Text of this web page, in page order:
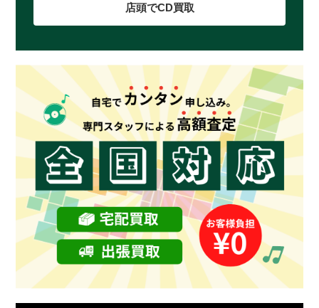
店頭でCD買取